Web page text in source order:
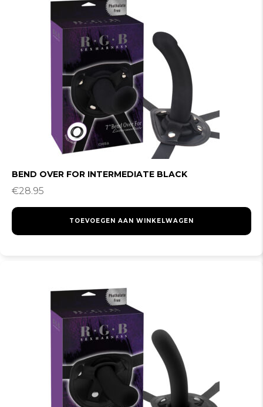
BEND OVER FOR INTERMEDIATE BLACK
€28.95
TOEVOEGEN AAN WINKELWAGEN